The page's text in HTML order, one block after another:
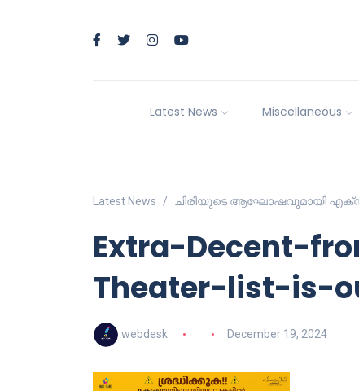
Latest News Miscellaneous
Latest News ചിരിയുടെ ആഘോഷവുമായി
Extra-Decent-
Theater-list-is-
webdesk December 19, 2024